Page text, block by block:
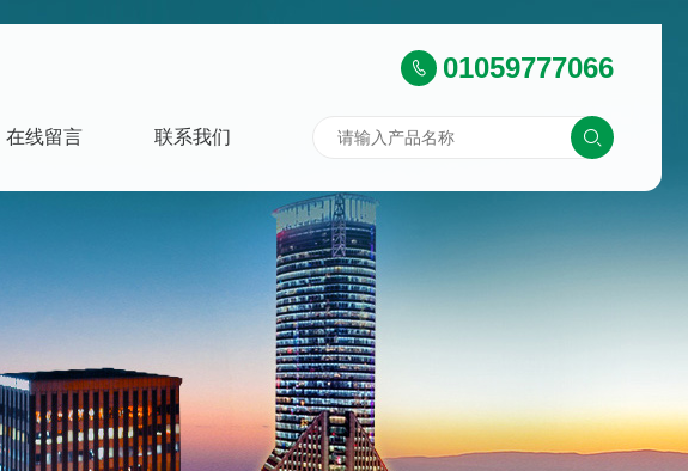
01059777066
在线留言 联系我们